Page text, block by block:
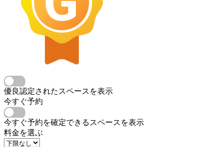
優良認定されたスペースを表示
今すぐ予約
今すぐ予約を確定できるスペースを表示
料金を選ぶ